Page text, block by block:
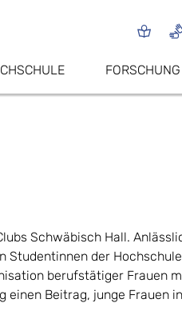
FORSCHUNG
Schwäbisch Hall.
der
berufstätiger Frauen
Beitrag, junge Frauen